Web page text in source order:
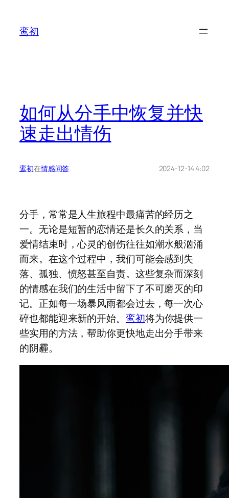
鸾初
如何从分手中恢复并快
速走出情伤
鸾初在情感问答 2024-12-14 4:02
分手，常常是人生旅程中最痛苦的经历之
一。无论是短暂的恋情还是长久的关系，当
爱情结束时，心灵的创伤往往如潮水般汹涌
而来。在这个过程中，我们可能会感到失
落、孤独、愤怒甚至自责。这些复杂而深刻
的情感在我们的生活中留下了不可磨灭的印
记。正如每一场暴风雨都会过去，每一次心
碎也都能迎来新的开始。 鸾初将为你提供一
些实用的方法，帮助你更快地走出分手带来
的阴霾。